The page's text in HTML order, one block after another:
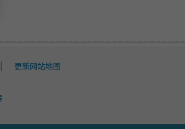
更新网站地图